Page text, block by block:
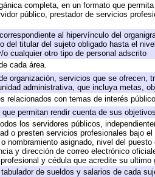
completa, en un formato que
público, prestador de servicios
al hipervínculo del
del titular del sujeto obligado hasta el
cualquier otro tipo de personal adscrito
cada área.
organización, servicios que se
administrativa, que incluya metas,
relacionados con temas de interés
permitan rendir cuenta de sus
los servidores públicos,
o presten servicios profesionales bajo
nombramiento asignado, nivel del
y dirección de correo electrónico
y cédula que acredite su ultimo
de sueldos y salarios de cada